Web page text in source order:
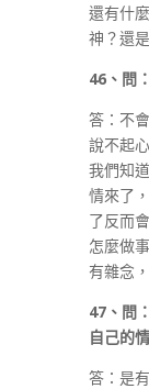
還有什
神？還
46、問
答：不
說不起
我們知
情來了
了反而
怎麼做
有雜念
47、問
自己的
答：是